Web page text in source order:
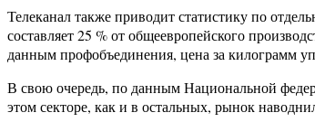
Телеканал также приводит статистику по
составляет 25 % от общеевропейского
данным профобъединения, цена за килограмм
В свою очередь, по данным Национальной
этом секторе, как и в остальных, рынок